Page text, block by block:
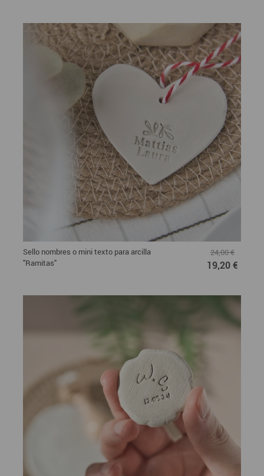
Sello nombres o mini texto para arcilla
"Ramitas"
24,00 €
19,20 €